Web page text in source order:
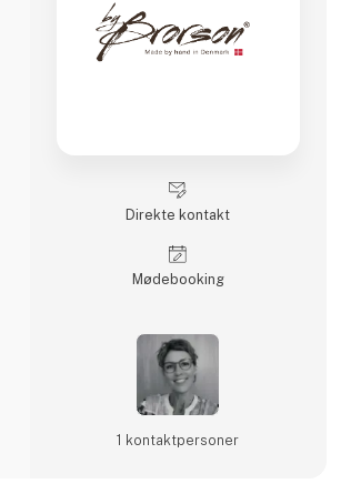
Direkte kontakt
Møde­booking
1 kontakt­personer